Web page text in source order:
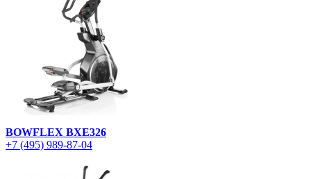
BOWFLEX BXE326
+7 (495) 989-87-04